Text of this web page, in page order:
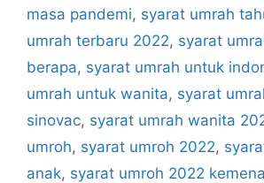
masa pandemi, syarat umrah
umrah terbaru 2022, syarat
berapa, syarat umrah untuk
umrah untuk wanita, syarat
sinovac, syarat umrah wanita
umroh, syarat umroh 2022,
anak, syarat umroh 2022